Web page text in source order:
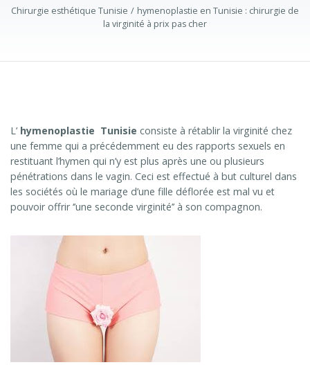
Chirurgie esthétique Tunisie
hymenoplastie en Tunisie : chirurgie de
la virginité à prix pas cher
L’ hymenoplastie Tunisie consiste à rétablir la virginité chez
une femme qui a précédemment eu des rapports sexuels en
restituant l’hymen qui n’y est plus après une ou plusieurs
pénétrations dans le vagin. Ceci est effectué à but culturel dans
les sociétés où le mariage d’une fille déflorée est mal vu et
pouvoir offrir ‘’une seconde virginité’’ à son compagnon.